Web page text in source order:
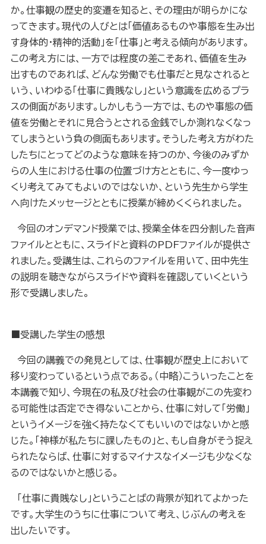
か。仕事観の歴史的変遷を知ると、その理由が明らかにな
ってきます。現代の人びとは「価値あるものや事態を生み出
す身体的・精神的活動」を「仕事」と考える傾向があります。
この考え方には、一方では程度の差こそあれ、価値を生み
出すものであれば、どんな労働でも仕事だと見なされると
いう、いわゆる「仕事に貴賎なし」という意識を広めるプラ
スの側面があります。しかしもう一方では、ものや事態の価
値を労働とそれに見合うとされる金銭でしか測れなくなっ
てしまうという負の側面もあります。そうした考え方がわた
したちにとってどのような意味を持つのか、今後のみずか
らの人生における仕事の位置づけ方とともに、今一度ゆっ
くり考えてみてもよいのではないか、という先生から学生
へ向けたメッセージとともに授業が締めくくられました。
今回のオンデマンド授業では、授業全体を四分割した音声
ファイルとともに、スライドと資料のPDFファイルが提供さ
れました。受講生は、これらのファイルを用いて、田中先生
の説明を聴きながらスライドや資料を確認していくという
形で受講しました。
■受講した学生の感想
今回の講義での発見としては、仕事観が歴史上において
移り変わっているという点である。（中略）こういったことを
本講義で知り、今現在の私及び社会の仕事観がこの先変わ
る可能性は否定でき得ないことから、仕事に対して「労働」
というイメージを強く持たなくてもいいのではないかと感
じた。「神様が私たちに課したもの」と、もし自身がそう捉え
られたならば、仕事に対するマイナスなイメージも少なくな
るのではないかと感じる。
「仕事に貴賎なし」ということばの背景が知れてよかった
です。大学生のうちに仕事について考え、じぶんの考えを
出したいです。